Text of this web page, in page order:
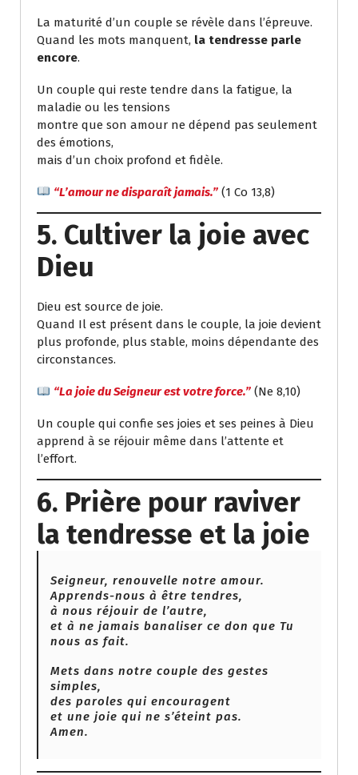
La maturité d’un couple se révèle dans l’épreuve.
Quand les mots manquent, la tendresse parle
encore.
Un couple qui reste tendre dans la fatigue, la
maladie ou les tensions
montre que son amour ne dépend pas seulement
des émotions,
mais d’un choix profond et fidèle.
“L’amour ne disparaît jamais.” (1 Co 13,8)
5. Cultiver la joie avec
Dieu
Dieu est source de joie.
Quand Il est présent dans le couple, la joie devient
plus profonde, plus stable, moins dépendante des
circonstances.
“La joie du Seigneur est votre force.” (Ne 8,10)
Un couple qui confie ses joies et ses peines à Dieu
apprend à se réjouir même dans l’attente et
l’effort.
6. Prière pour raviver
la tendresse et la joie
Seigneur, renouvelle notre amour.
Apprends-nous à être tendres,
à nous réjouir de l’autre,
et à ne jamais banaliser ce don que Tu
nous as fait.
Mets dans notre couple des gestes
simples,
des paroles qui encouragent
et une joie qui ne s’éteint pas.
Amen.